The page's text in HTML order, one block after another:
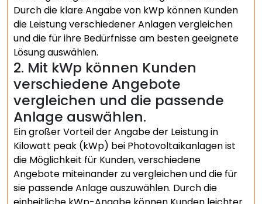
Durch die klare Angabe von kWp können Kunden
die Leistung verschiedener Anlagen vergleichen
und die für ihre Bedürfnisse am besten geeignete
Lösung auswählen.
2. Mit kWp können Kunden
verschiedene Angebote
vergleichen und die passende
Anlage auswählen.
Ein großer Vorteil der Angabe der Leistung in
Kilowatt peak (kWp) bei Photovoltaikanlagen ist
die Möglichkeit für Kunden, verschiedene
Angebote miteinander zu vergleichen und die für
sie passende Anlage auszuwählen. Durch die